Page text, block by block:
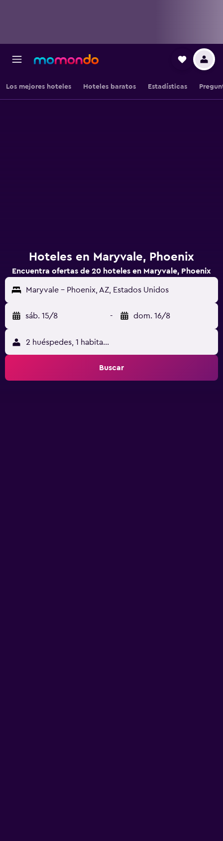
Los mejores hoteles Hoteles baratos Estadísticas
Hoteles en Maryvale, Phoenix
Encuentra ofertas de 20 hoteles en Maryvale, Phoenix
Maryvale - Phoenix, AZ, Estados Unidos
sáb. 15/8 - dom. 16/8
2 huéspedes, 1 habitación
Buscar